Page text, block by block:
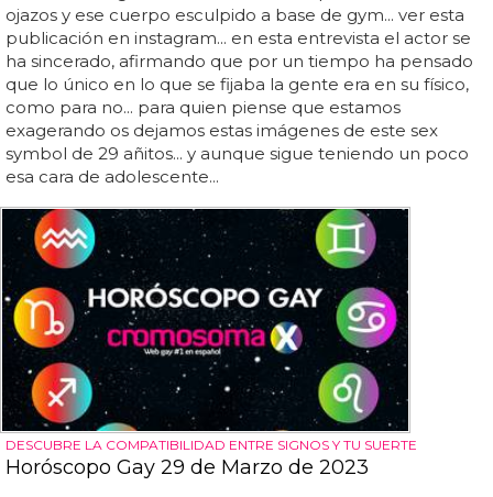
ojazos y ese cuerpo esculpido a base de gym... ver esta
publicación en instagram... en esta entrevista el actor se
ha sincerado, afirmando que por un tiempo ha pensado
que lo único en lo que se fijaba la gente era en su físico,
como para no... para quien piense que estamos
exagerando os dejamos estas imágenes de este sex
symbol de 29 añitos... y aunque sigue teniendo un poco
esa cara de adolescente...
DESCUBRE LA COMPATIBILIDAD ENTRE SIGNOS Y TU SUERTE
Horóscopo Gay 29 de Marzo de 2023